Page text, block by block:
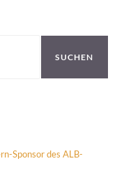
SUCHEN
Sponsor des ALB-